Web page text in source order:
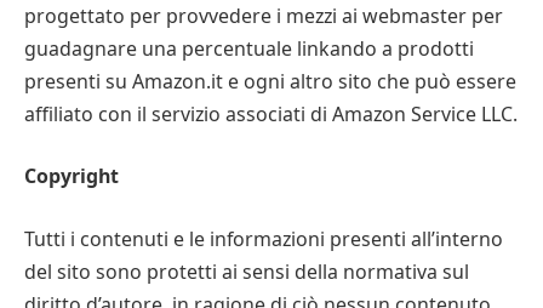
progettato per provvedere i mezzi ai webmaster per
guadagnare una percentuale linkando a prodotti
presenti su Amazon.it e ogni altro sito che può essere
affiliato con il servizio associati di Amazon Service LLC.
Copyright
Tutti i contenuti e le informazioni presenti all’interno
del sito sono protetti ai sensi della normativa sul